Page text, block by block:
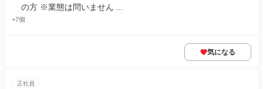
の方 ※業態は問いません ...
+7個
気になる
正社員